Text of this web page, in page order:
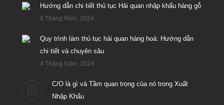
Hướng dẫn chi tiết thủ tục Hải quan nhập khẩu hàng gỗ
8 Tháng Năm, 2024
Quy trình làm thủ tục hải quan hàng hoá: Hướng dẫn
chi tiết và chuyên sâu
4 Tháng Năm, 2024
C/O là gì và Tầm quan trọng của nó trong Xuất
Nhập Khẩu